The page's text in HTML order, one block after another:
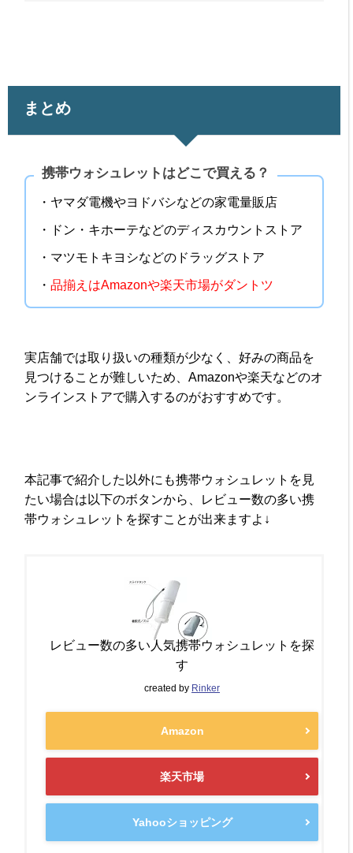
まとめ
携帯ウォシュレットはどこで買える？
・ヤマダ電機やヨドバシなどの家電量販店
・ドン・キホーテなどのディスカウントストア
・マツモトキヨシなどのドラッグストア
・品揃えはAmazonや楽天市場がダントツ
実店舗では取り扱いの種類が少なく、好みの商品を
見つけることが難しいため、Amazonや楽天などのオ
ンラインストアで購入するのがおすすめです。
本記事で紹介した以外にも携帯ウォシュレットを見
たい場合は以下のボタンから、レビュー数の多い携
帯ウォシュレットを探すことが出来ますよ↓
レビュー数の多い人気携帯ウォシュレットを探
す
created by Rinker
Amazon
楽天市場
Yahooショッピング